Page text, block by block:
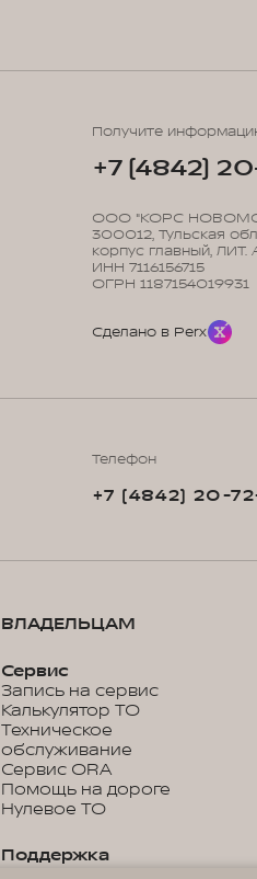
Получите
+7 (4842)
ООО "КОРС
300012, Тульская
корпус главный,
ИНН 7116156715
ОГРН 1187154019931
Сделано в Perx
Телефон
+7 (4842) 20-
ВЛАДЕЛЬЦАМ
Сервис
Запись на сервис
Калькулятор ТО
Техническое
обслуживание
Сервис ORA
Помощь на дороге
Нулевое ТО
Поддержка